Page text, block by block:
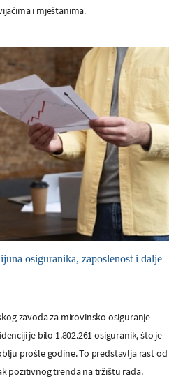
i mještanima.
osiguranika, zaposlenost i dalje
zavoda za mirovinsko osiguranje
je bilo 1.802.261 osiguranik, što je
prošle godine. To predstavlja rast od
pozitivnog trenda na tržištu rada.